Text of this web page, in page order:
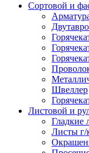
Сортовой и
Швеллер
Листовой и
Гладкие
Листы г/